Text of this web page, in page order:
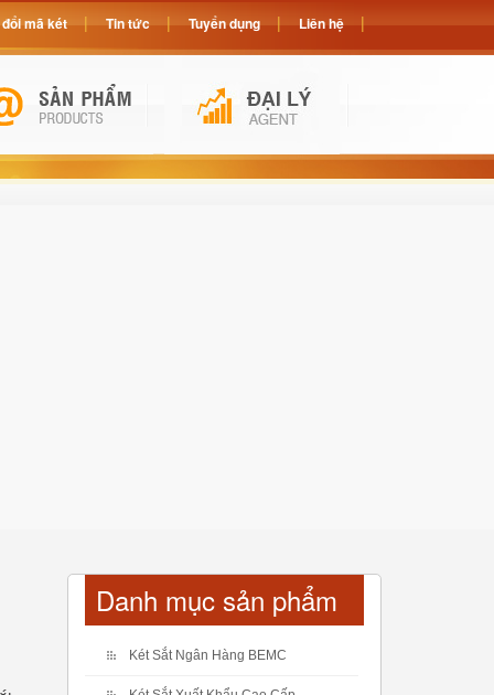
Danh mục sản phẩm
Két Sắt Ngân Hàng BEMC
mã két Tin tức Tuyển dụng Liên hệ